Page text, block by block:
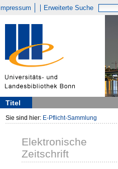
Impressum Erweiterte Suche
Titel
Sie sind hier: E-Pflicht-Sammlung
Elektronische
Zeitschrift